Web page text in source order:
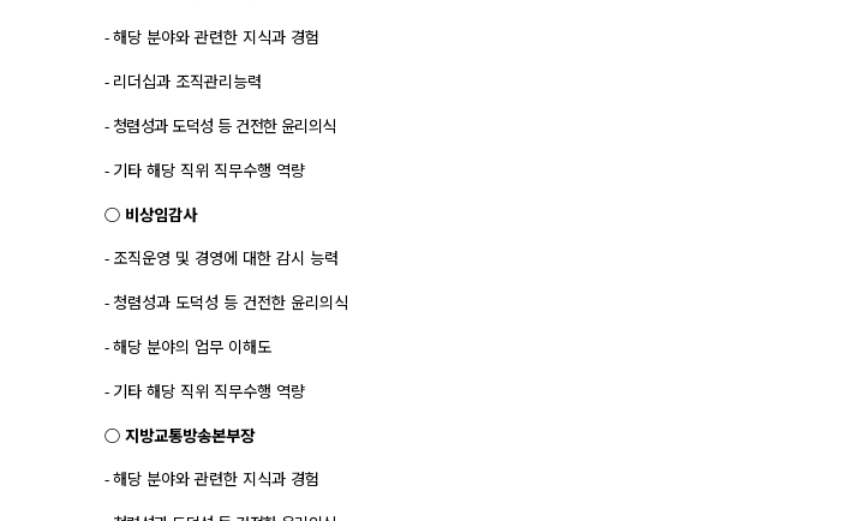
- 해당 분야와 관련한 지식과 경험
- 리더십과 조직관리능력
- 청렴성과 도덕성 등 건전한 윤리의식
- 기타 해당 직위 직무수행 역량
○ 비상임감사
- 조직운영 및 경영에 대한 감시 능력
- 청렴성과 도덕성 등 건전한 윤리의식
- 해당 분야의 업무 이해도
- 기타 해당 직위 직무수행 역량
○ 지방교통방송본부장
- 해당 분야와 관련한 지식과 경험